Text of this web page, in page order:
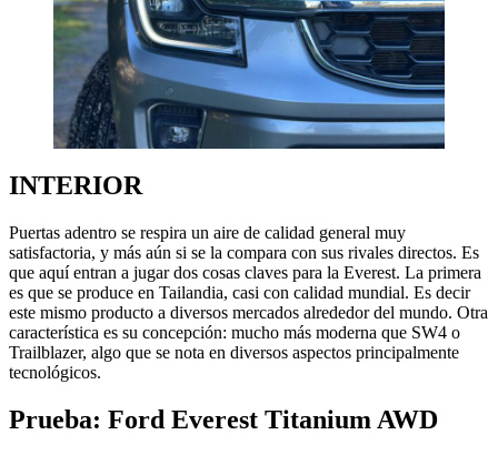
INTERIOR
Puertas adentro se respira un aire de calidad general muy
satisfactoria, y más aún si se la compara con sus rivales directos. Es
que aquí entran a jugar dos cosas claves para la Everest. La primera
es que se produce en Tailandia, casi con calidad mundial. Es decir
este mismo producto a diversos mercados alrededor del mundo. Otra
característica es su concepción: mucho más moderna que SW4 o
Trailblazer, algo que se nota en diversos aspectos principalmente
tecnológicos.
Prueba: Ford Everest Titanium AWD